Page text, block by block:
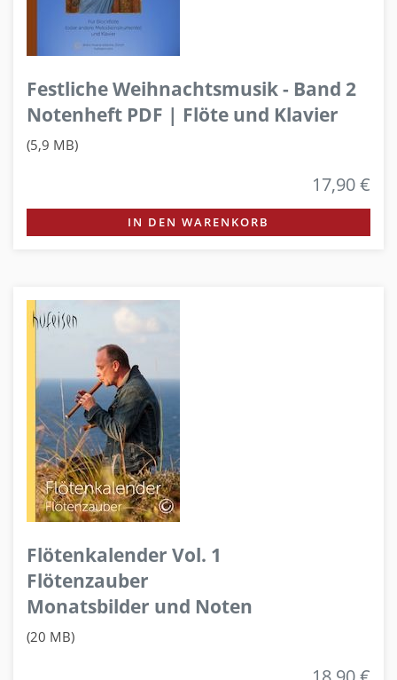
Festliche Weihnachtsmusik - Band 2
Notenheft PDF | Flöte und Klavier
(5,9 MB)
17,90 €
IN DEN WARENKORB
Flötenkalender Vol. 1
Flötenzauber
Monatsbilder und Noten
(20 MB)